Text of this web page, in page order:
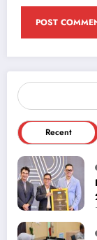
Recent